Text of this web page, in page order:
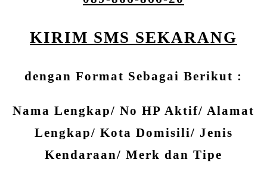
KIRIM SMS SEKARANG
dengan Format Sebagai Berikut :
Nama Lengkap/ No HP Aktif/ Alamat
Lengkap/ Kota Domisili/ Jenis
Kendaraan/ Merk dan Tipe